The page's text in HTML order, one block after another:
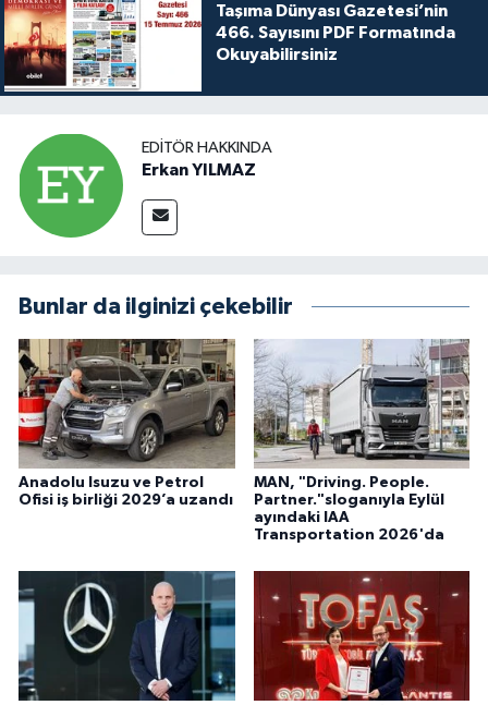
Taşıma Dünyası Gazetesi’nin
466. Sayısını PDF Formatında
Okuyabilirsiniz
EDITÖR HAKKINDA
Erkan YILMAZ
Bunlar da ilginizi çekebilir
Anadolu Isuzu ve Petrol
Ofisi iş birliği 2029’a uzandı
MAN, "Driving. People.
Partner."sloganıyla Eylül
ayındaki IAA
Transportation 2026'da